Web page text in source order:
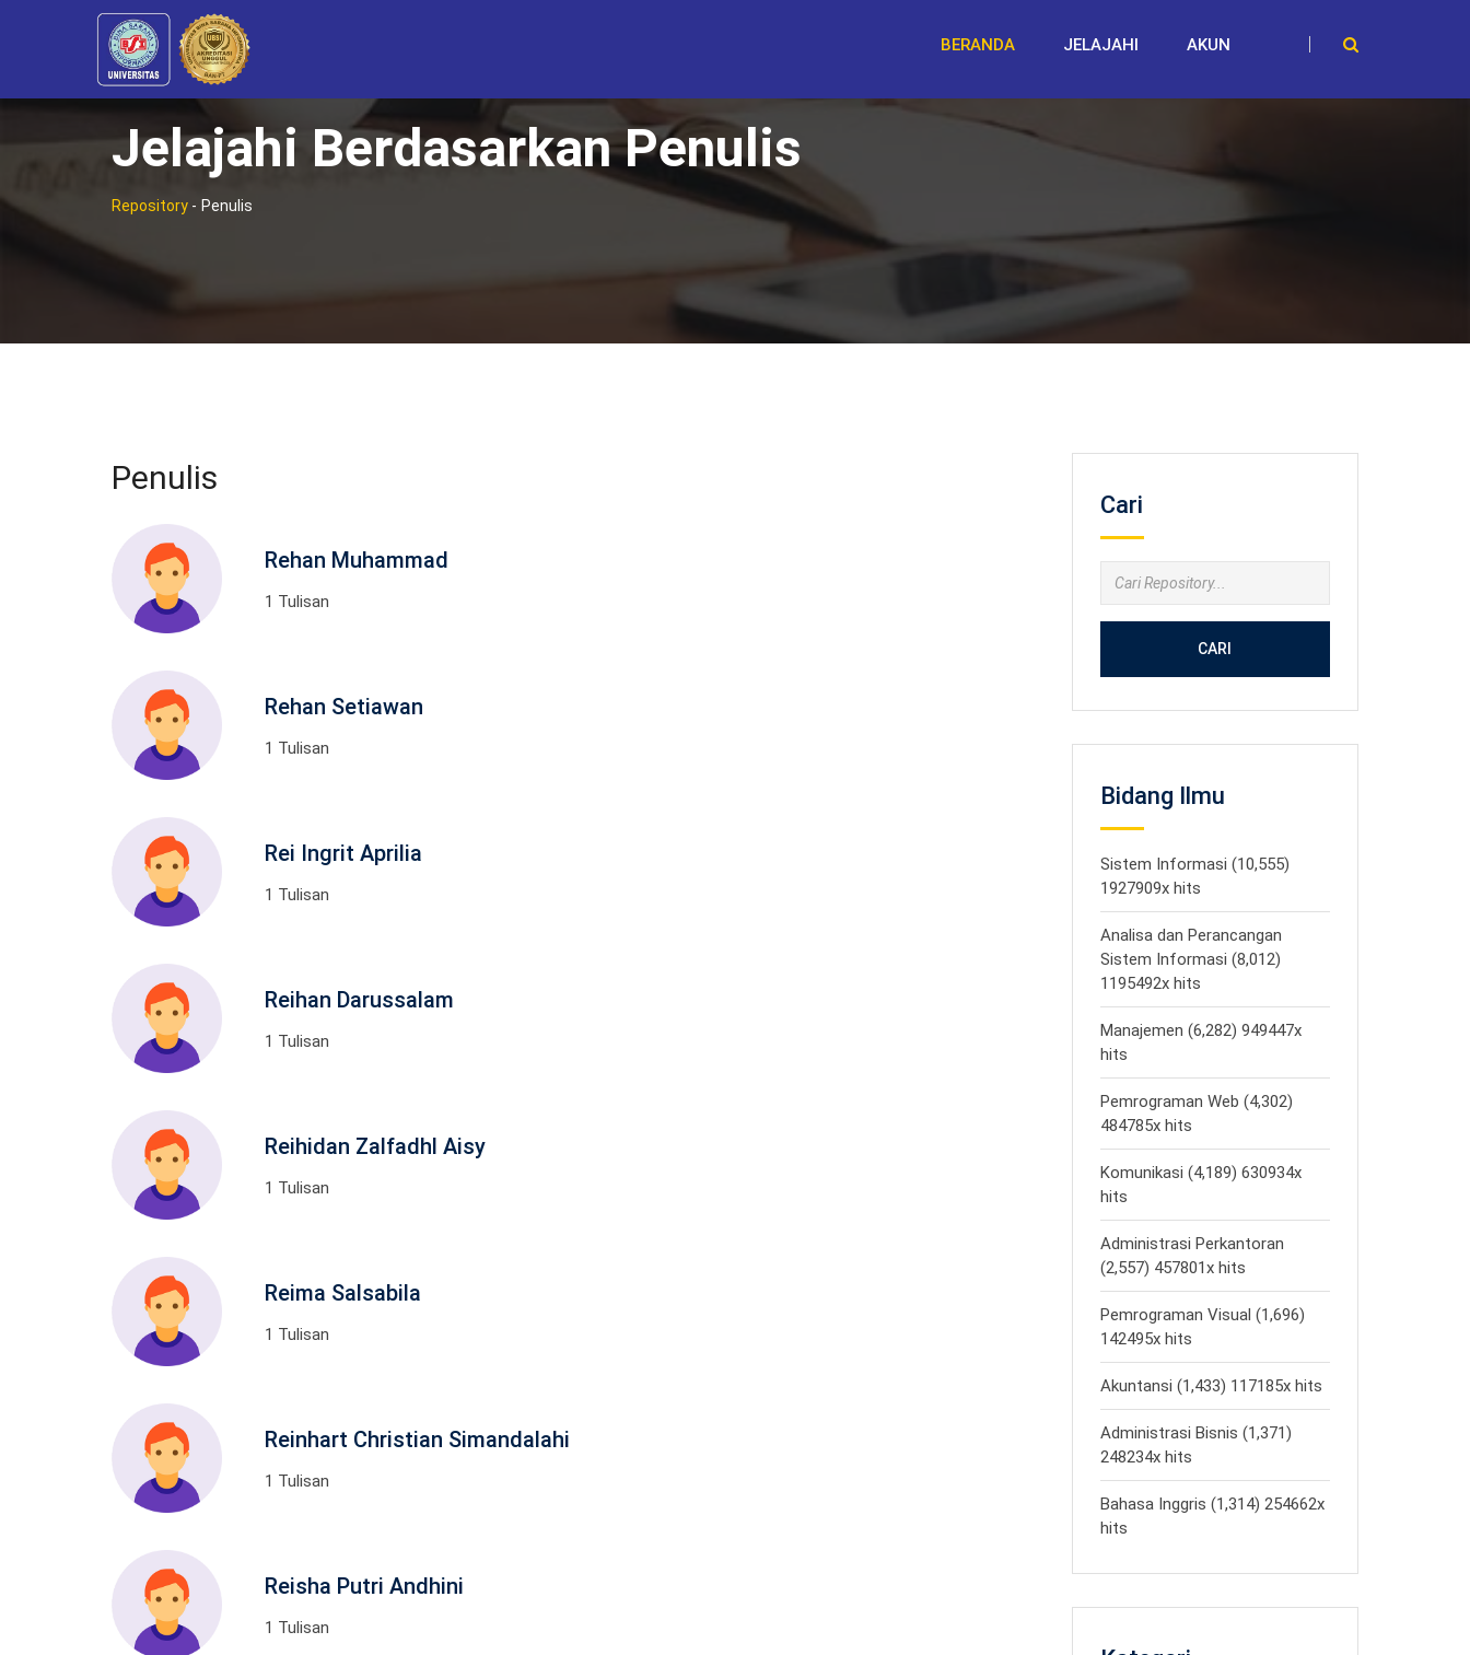
BERANDA JELAJAHI AKUN
Jelajahi Berdasarkan Penulis
Repository - Penulis
Penulis
Rehan Muhammad
1 Tulisan
Rehan Setiawan
1 Tulisan
Rei Ingrit Aprilia
1 Tulisan
Reihan Darussalam
1 Tulisan
Reihidan Zalfadhl Aisy
1 Tulisan
Reima Salsabila
1 Tulisan
Reinhart Christian Simandalahi
1 Tulisan
Reisha Putri Andhini
1 Tulisan
Cari
CARI
Bidang Ilmu
Sistem Informasi (10,555)
1927909x hits
Analisa dan Perancangan
Sistem Informasi (8,012)
1195492x hits
Manajemen (6,282) 949447x
hits
Pemrograman Web (4,302)
484785x hits
Komunikasi (4,189) 630934x
hits
Administrasi Perkantoran
(2,557) 457801x hits
Pemrograman Visual (1,696)
142495x hits
Akuntansi (1,433) 117185x hits
Administrasi Bisnis (1,371)
248234x hits
Bahasa Inggris (1,314) 254662x
hits